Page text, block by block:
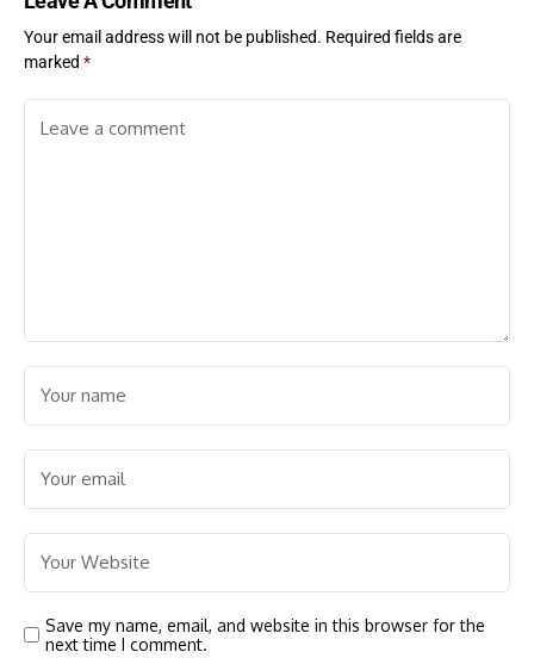
Your email address will not be published. Required fields are
marked *
Save my name, email, and website in this browser for the
next time I comment.